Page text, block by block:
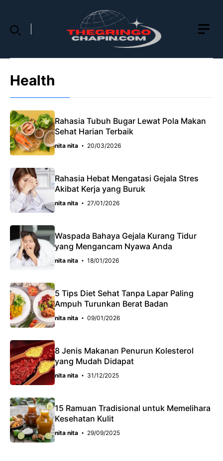
content
Health
Rahasia Tubuh Bugar Lewat Pola Makan
Sehat Harian Terbaik
nita nita 20/03/2026
Rahasia Hebat Mengatasi Gejala Stres
Akibat Kerja yang Buruk
nita nita 27/01/2026
Waspada Bahaya Gejala Kurang Tidur
yang Mengancam Nyawa Anda
nita nita 18/01/2026
5 Tips Diet Sehat Tanpa Lapar Paling
Ampuh Turunkan Berat Badan
nita nita 09/01/2026
8 Jenis Makanan Penurun Kolesterol
yang Mudah Didapat
nita nita 31/12/2025
15 Ramuan Tradisional untuk Memelihara
Kesehatan Kulit
nita nita 29/09/2025